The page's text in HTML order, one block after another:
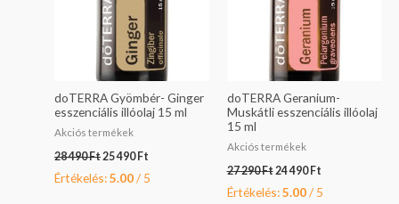
doTERRA Gyömbér- Ginger
esszenciális illóolaj 15 ml
Akciós termékek
28 490Ft 25 490 Ft
Értékelés:5.00/ 5
doTERRA Geranium-
Muskátli esszenciális illóolaj
15 ml
Akciós termékek
27 290Ft 24 490 Ft
Értékelés:5.00/ 5